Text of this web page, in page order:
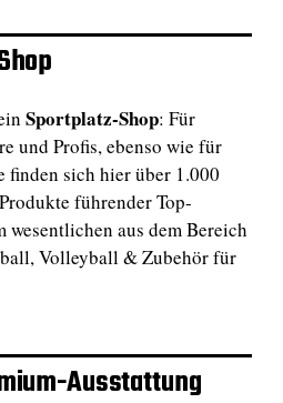
Sportplatz-Shop: Für
und Profis, ebenso wie für
sich hier über 1.000
führender Top-
aus dem Bereich
Volleyball & Zubehör für
Ausstattung